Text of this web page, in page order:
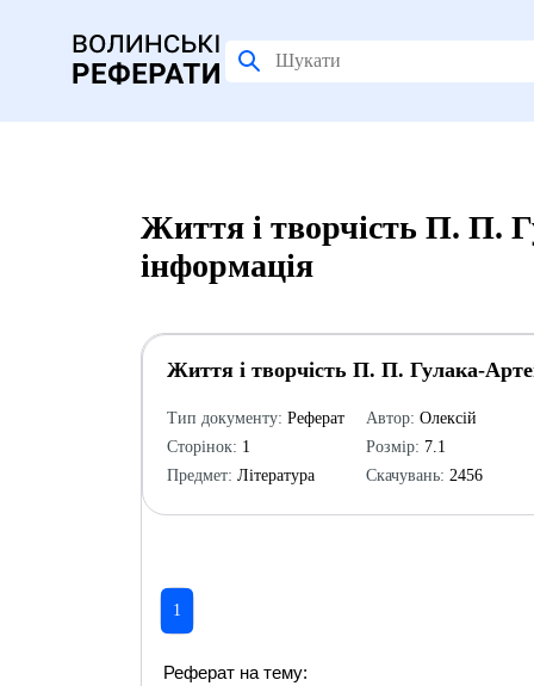
Життя і творчість П. П.
інформація
Життя і творчість П. П. Гулака-
Тип документу: Реферат
Сторінок: 1
Предмет: Література
Автор: Олексій
Розмір: 7.1
Скачувань: 2456
1
Реферат на тему: